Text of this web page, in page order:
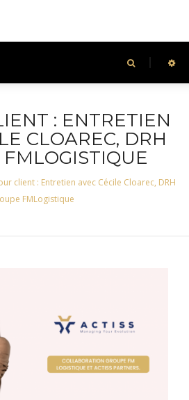
: ENTRETIEN
CLOAREC, DRH
client : Entretien avec Cécile Cloarec, DRH
FMLogistique